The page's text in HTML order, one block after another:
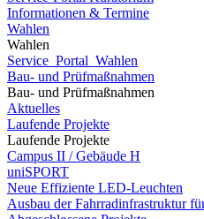
Informationen & Termine
Wahlen
Wahlen
Service_Portal_Wahlen
Bau- und Prüfmaßnahmen
Bau- und Prüfmaßnahmen
Aktuelles
Laufende Projekte
Laufende Projekte
Campus II / Gebäude H
uniSPORT
Neue Effiziente LED-Leuchten
Ausbau der Fahrradinfrastruktur